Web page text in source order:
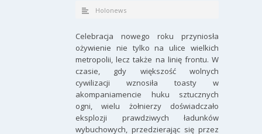
Holonews
Celebracja nowego roku przyniosła
ożywienie nie tylko na ulice wielkich
metropolii, lecz także na linię frontu. W
czasie, gdy większość wolnych
cywilizacji wznosiła toasty w
akompaniamencie huku sztucznych
ogni, wielu żołnierzy doświadczało
eksplozji prawdziwych ładunków
wybuchowych, przedzierając się przez